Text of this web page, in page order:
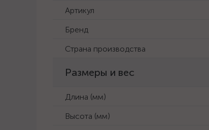
Артикул
Бренд
Страна производства
Размеры и вес
Длина (мм)
Высота (мм)